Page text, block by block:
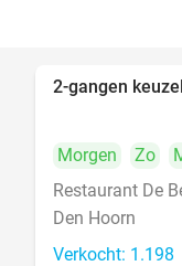
2-gangen
Morgen Zo
Restaurant De
Den Hoorn
Verkocht: 1.198